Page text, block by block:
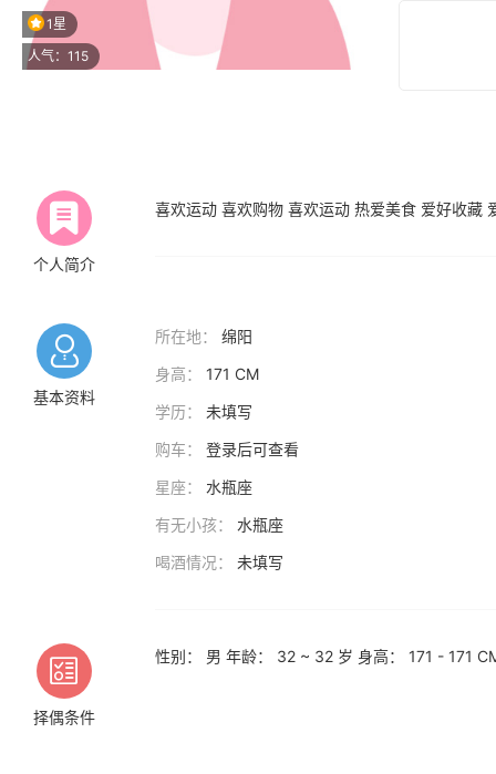
1星
人气：115
个人简介
喜欢运动 喜欢购物 喜欢运动 热爱美食 爱好收藏
基本资料
所在地：
绵阳
身高：
171 CM
学历：
未填写
购车：
登录后可查看
星座：
水瓶座
有无小孩：
水瓶座
喝酒情况：
未填写
择偶条件
性别： 男 年龄： 32 ~ 32 岁 身高： 171 - 171